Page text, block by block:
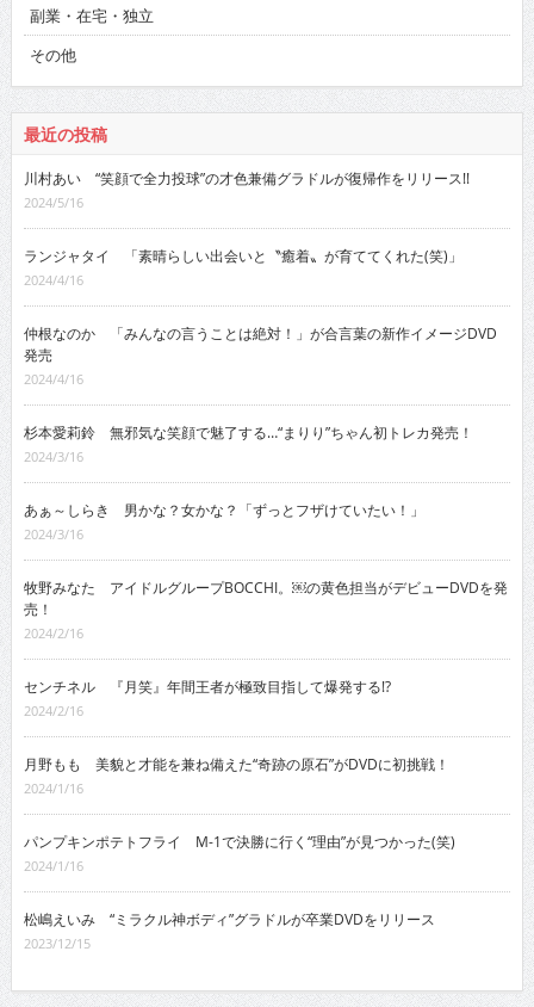
副業・在宅・独立
その他
最近の投稿
川村あい “笑顔で全力投球”の才色兼備グラドルが復帰作をリリース!!
2024/5/16
ランジャタイ 「素晴らしい出会いと〝癒着〟が育ててくれた(笑)」
2024/4/16
仲根なのか 「みんなの言うことは絶対！」が合言葉の新作イメージDVD
発売
2024/4/16
杉本愛莉鈴 無邪気な笑顔で魅了する…“まりり”ちゃん初トレカ発売！
2024/3/16
あぁ～しらき 男かな？女かな？「ずっとフザけていたい！」
2024/3/16
牧野みなた アイドルグループBOCCHI。￼の黄色担当がデビューDVDを発
売！
2024/2/16
センチネル 『月笑』年間王者が極致目指して爆発する!?
2024/2/16
月野もも 美貌と才能を兼ね備えた“奇跡の原石”がDVDに初挑戦！
2024/1/16
パンプキンポテトフライ M-1で決勝に行く“理由”が見つかった(笑)
2024/1/16
松嶋えいみ “ミラクル神ボディ”グラドルが卒業DVDをリリース
2023/12/15